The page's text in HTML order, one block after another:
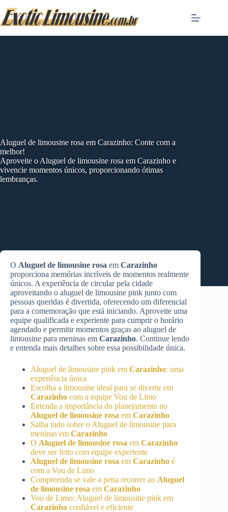
to
content
Aluguel de limousine rosa em Carazinho: Conte com a
melhor!
Aproveite o Aluguel de limousine rosa em Carazinho e
vivencie momentos únicos, proporcionando ótimas
lembranças.
O Aluguel de limousine rosa em Carazinho
proporciona memórias incríveis de momentos realmente
únicos. A experiência de circular pela cidade
aproveitando o aluguel de limousine pink junto com
pessoas queridas é divertida, oferecendo um diferencial
para a comemoração que está iniciando. Aproveite uma
equipe qualificada e experiente para cumprir o horário
agendado e permitir momentos graças ao aluguel de
limousine para meninas em Carazinho. Continue lendo
e entenda mais detalhes sobre essa possibilidade única.
Aluguel de limousine pink em Carazinho: uma
experiência única
Escolha a limousine ideal para se divertir em
Carazinho com a equipe Vou de Limo
Entenda a importância do planejamento no
Aluguel de limousine rosa em Carazinho
Saiba tudo sobre o Aluguel de limousine para
meninas em Carazinho
O Aluguel de limousine rosa em Carazinho
deve ser feito com equipe experiente
Aluguel de limousine rosa em Carazinho é
com a Vou de Limo
Compreenda se vale a pena recorrer ao Aluguel
de limousine rosa em Carazinho
Vou de Limo: Aluguel de limousine pink em
Carazinho confiável e eficiente